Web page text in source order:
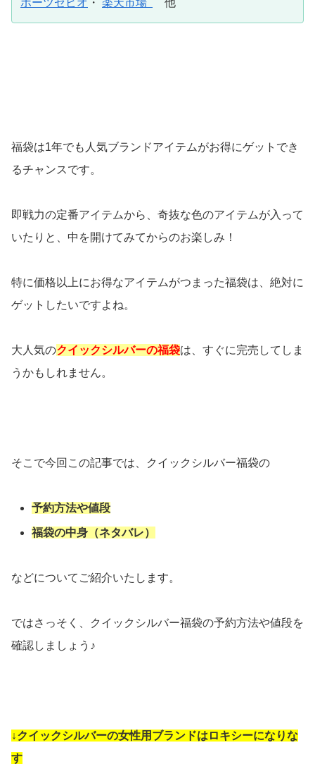
福袋は1年でも人気ブランドアイテムがお得にゲットでき
るチャンスです。
即戦力の定番アイテムから、奇抜な色のアイテムが入って
いたりと、中を開けてみてからのお楽しみ！
特に価格以上にお得なアイテムがつまった福袋は、絶対に
ゲットしたいですよね。
大人気のクイックシルバーの福袋は、すぐに完売してしま
うかもしれません。
そこで今回この記事では、クイックシルバー福袋の
予約方法や値段
福袋の中身（ネタバレ）
などについてご紹介いたします。
ではさっそく、クイックシルバー福袋の予約方法や値段を
確認しましょう♪
↓クイックシルバーの女性用ブランドはロキシーになりな
す